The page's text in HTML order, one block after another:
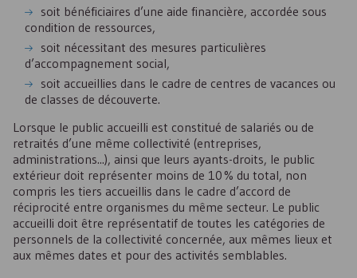
soit bénéficiaires d’une aide financière, accordée sous
condition de ressources,
soit nécessitant des mesures particulières
d’accompagnement social,
soit accueillies dans le cadre de centres de vacances ou
de classes de découverte.
Lorsque le public accueilli est constitué de salariés ou de
retraités d’une même collectivité (entreprises,
administrations...), ainsi que leurs ayants-droits, le public
extérieur doit représenter moins de 10 % du total, non
compris les tiers accueillis dans le cadre d’accord de
réciprocité entre organismes du même secteur. Le public
accueilli doit être représentatif de toutes les catégories de
personnels de la collectivité concernée, aux mêmes lieux et
aux mêmes dates et pour des activités semblables.